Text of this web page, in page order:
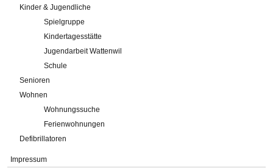
Kinder & Jugendliche
Spielgruppe
Kindertagesstätte
Jugendarbeit Wattenwil
Schule
Senioren
Wohnen
Wohnungssuche
Ferienwohnungen
Defibrillatoren
Impressum